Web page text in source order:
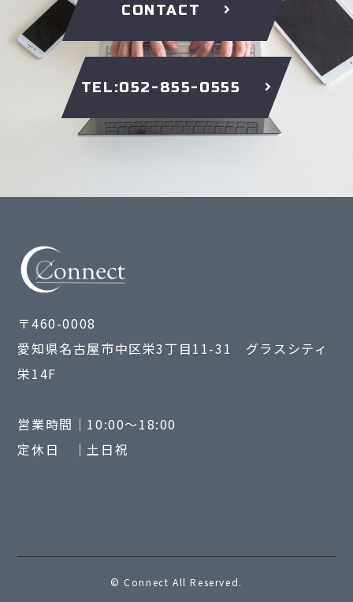
CONTACT
TEL:052-855-0555
〒460-0008
愛知県名古屋市中区栄3丁目11-31 グラスシティ
栄14F
営業時間｜10:00～18:00
定休日 ｜土日祝
© Connect All Reserved.